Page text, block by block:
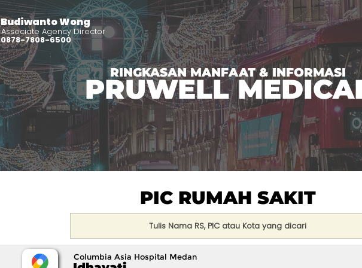
PIC RUMAH SAKIT
Columbia Asia Hospital Medan
0878-7808-6500
Associate Agency Director
Budiwanto Wong
RINGKASAN MANFAAT & INFORMASI
PRUWELL